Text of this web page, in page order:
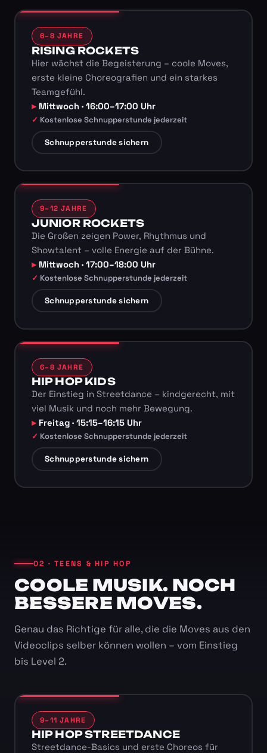
6–8 JAHRE
RISING ROCKETS
Hier wächst die Begeisterung – coole Moves,
erste kleine Choreografien und ein starkes
Teamgefühl.
Mittwoch · 16:00–17:00 Uhr
Kostenlose Schnupperstunde jederzeit
Schnupperstunde sichern
9–12 JAHRE
JUNIOR ROCKETS
Die Großen zeigen Power, Rhythmus und
Showtalent – volle Energie auf der Bühne.
Mittwoch · 17:00–18:00 Uhr
Kostenlose Schnupperstunde jederzeit
Schnupperstunde sichern
6–8 JAHRE
HIP HOP KIDS
Der Einstieg in Streetdance – kindgerecht, mit
viel Musik und noch mehr Bewegung.
Freitag · 15:15–16:15 Uhr
Kostenlose Schnupperstunde jederzeit
Schnupperstunde sichern
02 · TEENS & HIP HOP
COOLE MUSIK. NOCH
BESSERE MOVES.
Genau das Richtige für alle, die die Moves aus den
Videoclips selber können wollen – vom Einstieg
bis Level 2.
9–11 JAHRE
HIP HOP STREETDANCE
Streetdance-Basics und erste Choreos für